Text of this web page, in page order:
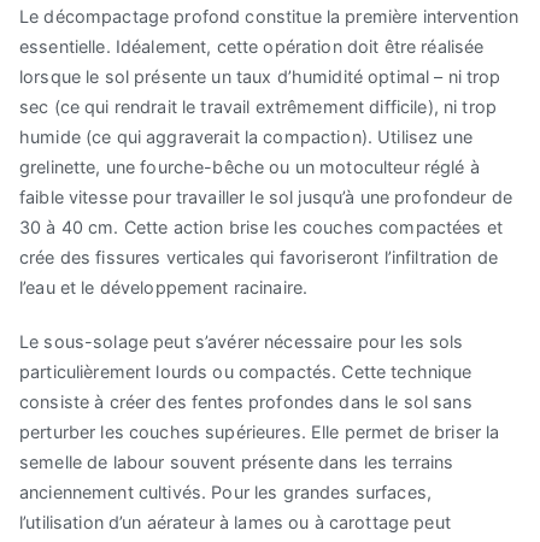
Le décompactage profond constitue la première intervention
essentielle. Idéalement, cette opération doit être réalisée
lorsque le sol présente un taux d’humidité optimal – ni trop
sec (ce qui rendrait le travail extrêmement difficile), ni trop
humide (ce qui aggraverait la compaction). Utilisez une
grelinette, une fourche-bêche ou un motoculteur réglé à
faible vitesse pour travailler le sol jusqu’à une profondeur de
30 à 40 cm. Cette action brise les couches compactées et
crée des fissures verticales qui favoriseront l’infiltration de
l’eau et le développement racinaire.
Le sous-solage peut s’avérer nécessaire pour les sols
particulièrement lourds ou compactés. Cette technique
consiste à créer des fentes profondes dans le sol sans
perturber les couches supérieures. Elle permet de briser la
semelle de labour souvent présente dans les terrains
anciennement cultivés. Pour les grandes surfaces,
l’utilisation d’un aérateur à lames ou à carottage peut